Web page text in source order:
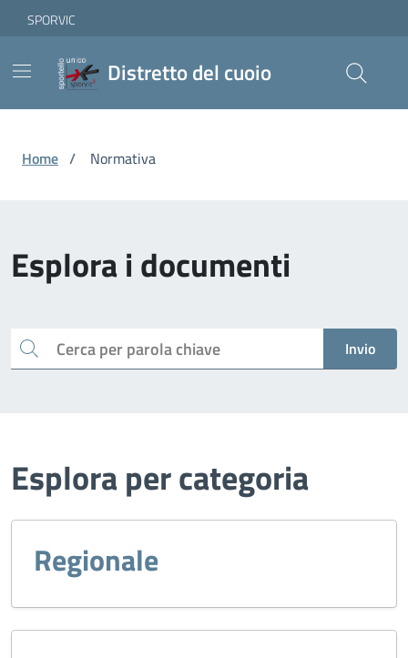
Skip to Main Content
Vai ai contenuti
Vai al footer
SPORVIC
Distretto del cuoio
Home / Normativa
Esplora i documenti
Cerca Invio
Esplora per categoria
Regionale